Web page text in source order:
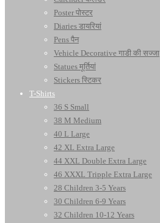
Poster पोस्टर
Diaries डायरियां
Pens पैन
Vehicle Decorative गाडी की सज्जा
Statues मूर्तियां
Stickers स्टिकर
T-Shirts
36 S Small
38 M Medium
40 L Large
42 XL Extra Large
44 XXL Double Extra Large
46 XXXL Tripple Extra Large
28 Children 3-5 Years
30 Children 6-9 Years
32 Children 10-12 Years